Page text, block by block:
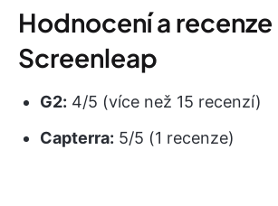
Hodnocení a recenze
Screenleap
G2: 4/5 (více než 15 recenzí)
Capterra: 5/5 (1 recenze)